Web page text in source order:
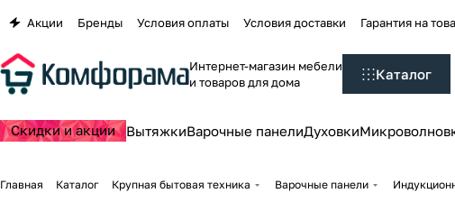
Акции Бренды Условия оплаты Условия доставки Гарантия на
Интернет-магазин мебели
и товаров для дома
Каталог
Скидки и акции ВытяжкиВарочные панелиДуховки
Главная Каталог Крупная бытовая техника Варочные панели